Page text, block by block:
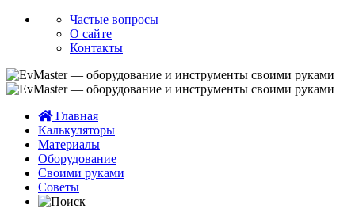
Частые вопросы
О сайте
Контакты
Главная
Калькуляторы
Материалы
Оборудование
Своими руками
Советы